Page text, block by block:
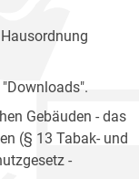
Gebäuden - das
(§ 13 Tabak- und
-